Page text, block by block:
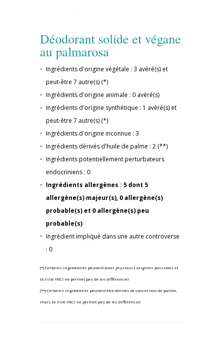
Déodorant solide et végane
au palmarosa
Ingrédients d'origine végétale : 3 avéré(s) et
peut-être 7 autre(s) (*)
Ingrédients d'origine animale : 0 avéré(s)
Ingrédients d'origine synthétique : 1 avéré(s) et
peut-être 7 autre(s) (*)
Ingrédients d'origine inconnue : 3
Ingrédients dérivés d'huile de palme : 2 (**)
Ingrédients potentiellement perturbateurs
endocriniens : 0
Ingrédients allergènes : 5 dont 5
allergène(s) majeur(s), 0 allergène(s)
probable(s) et 0 allergène(s) peu
probable(s)
Ingrédient impliqué dans une autre controverse
: 0
(*) Certains ingrédients peuvent avoir plusieurs origines possibles et
la liste INCI ne permet pas de les différencier
(**) Certains ingrédients peuvent être dérivés de coco et non de palme,
mais la liste INCI ne permet pas de les différencier